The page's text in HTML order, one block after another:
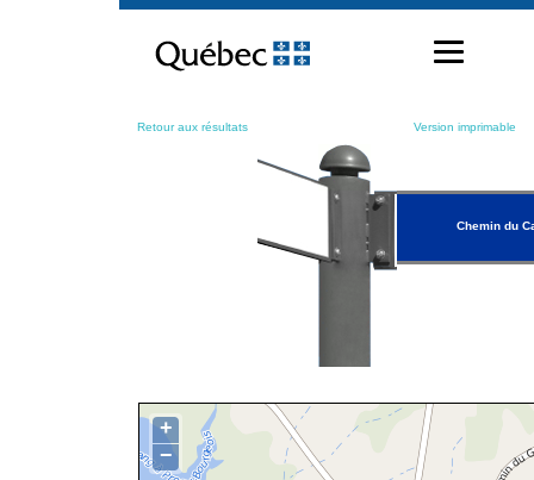
contenu
Retour aux résultats Version imprimable
Chemin du
+
−